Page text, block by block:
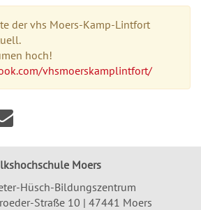
der vhs Moers-Kamp-Lintfort
hoch!
vhsmoerskamplintfort/
Moers
Hüsch-Bildungszentrum
Straße 10 | 47441 Moers